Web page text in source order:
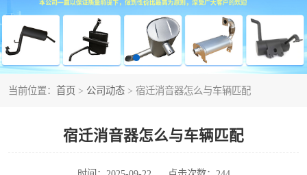
当前位置： 首页 > 公司动态 > 宿迁消音器怎么与车辆匹配
宿迁消音器怎么与车辆匹配